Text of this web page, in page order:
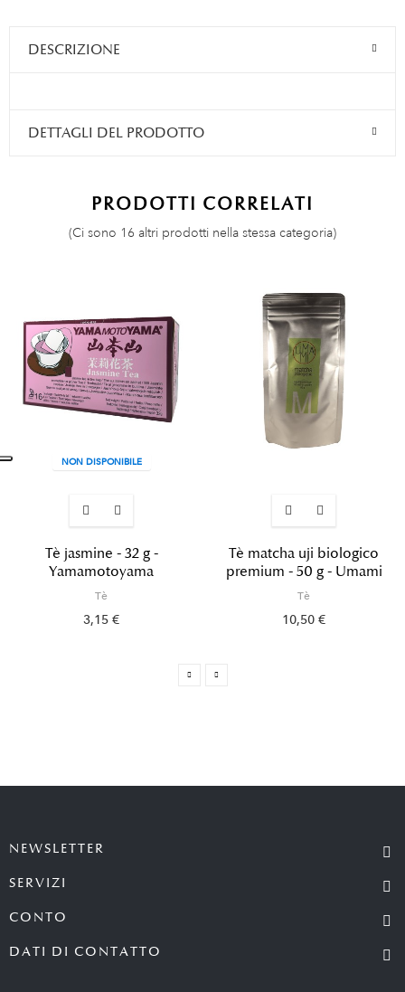
DESCRIZIONE
DETTAGLI DEL PRODOTTO
PRODOTTI CORRELATI
(Ci sono 16 altri prodotti nella stessa categoria)
NON DISPONIBILE
Tè jasmine - 32 g -
Yamamotoyama
Tè
3,15 €
Tè matcha uji biologico
premium - 50 g - Umami
Tè
10,50 €
NEWSLETTER
SERVIZI
CONTO
DATI DI CONTATTO